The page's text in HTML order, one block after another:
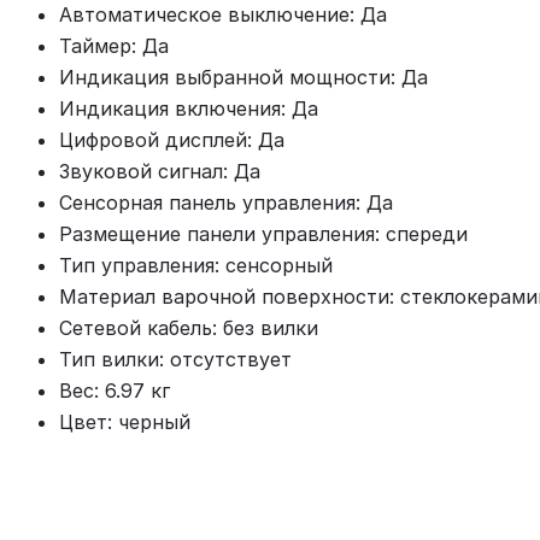
Автоматическое выключение: Да
Таймер: Да
Индикация выбранной мощности: Да
Индикация включения: Да
Цифровой дисплей: Да
Звуковой сигнал: Да
Сенсорная панель управления: Да
Размещение панели управления: спереди
Тип управления: сенсорный
Материал варочной поверхности:
Сетевой кабель: без вилки
Тип вилки: отсутствует
Вес: 6.97 кг
Цвет: черный